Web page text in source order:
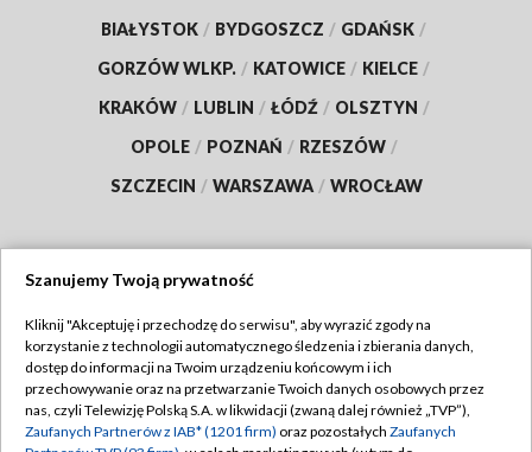
BIAŁYSTOK / BYDGOSZCZ / GDAŃSK /
GORZÓW WLKP. / KATOWICE / KIELCE /
KRAKÓW / LUBLIN / ŁÓDŹ / OLSZTYN /
OPOLE / POZNAŃ / RZESZÓW /
SZCZECIN / WARSZAWA / WROCŁAW
TVP
Abonament TVP
Emisja w TVP
Regulamin TVP
Polityka prywatności
Szanujemy Twoją prywatność
Kliknij "Akceptuję i przechodzę do serwisu", aby wyrazić zgody na
korzystanie z technologii automatycznego śledzenia i zbierania danych,
dostęp do informacji na Twoim urządzeniu końcowym i ich
przechowywanie oraz na przetwarzanie Twoich danych osobowych przez
nas, czyli Telewizję Polską S.A. w likwidacji (zwaną dalej również „TVP”),
Zaufanych Partnerów z IAB* (1201 firm) oraz pozostałych Zaufanych